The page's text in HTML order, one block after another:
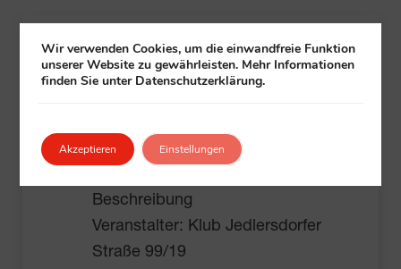
Frühstück
Klub Jedlersdorfer Straße 99/19,
Preis siehe Beschreibung
Beschreibung
Veranstalter: Klub Jedlersdorfer
Straße 99/19
Wir verwenden Cookies, um die einwandfreie Funktion
unserer Website zu gewährleisten. Mehr Informationen
finden Sie unter Datenschutzerklärung.
Akzeptieren Einstellungen